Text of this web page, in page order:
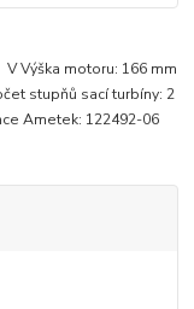
Výška motoru: 166 mm
stupňů sací turbíny: 2
Ametek: 122492-06